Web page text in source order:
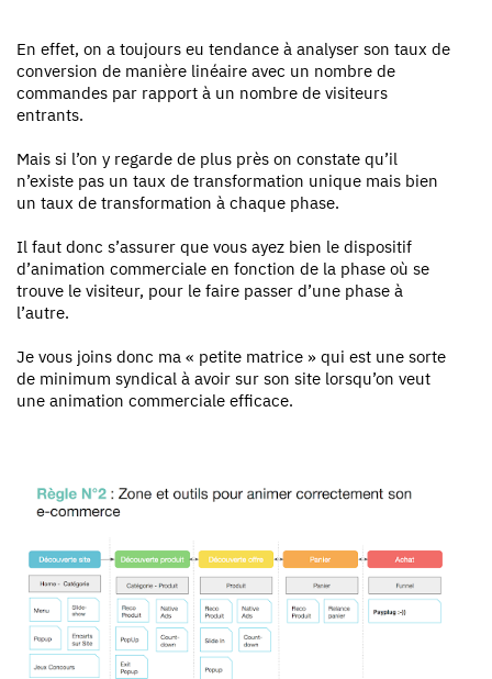
En effet, on a toujours eu tendance à analyser son taux de
conversion de manière linéaire avec un nombre de
commandes par rapport à un nombre de visiteurs
entrants.
Mais si l’on y regarde de plus près on constate qu’il
n’existe pas un taux de transformation unique mais bien
un taux de transformation à chaque phase.
Il faut donc s’assurer que vous ayez bien le dispositif
d’animation commerciale en fonction de la phase où se
trouve le visiteur, pour le faire passer d’une phase à
l’autre.
Je vous joins donc ma « petite matrice » qui est une sorte
de minimum syndical à avoir sur son site lorsqu’on veut
une animation commerciale efficace.